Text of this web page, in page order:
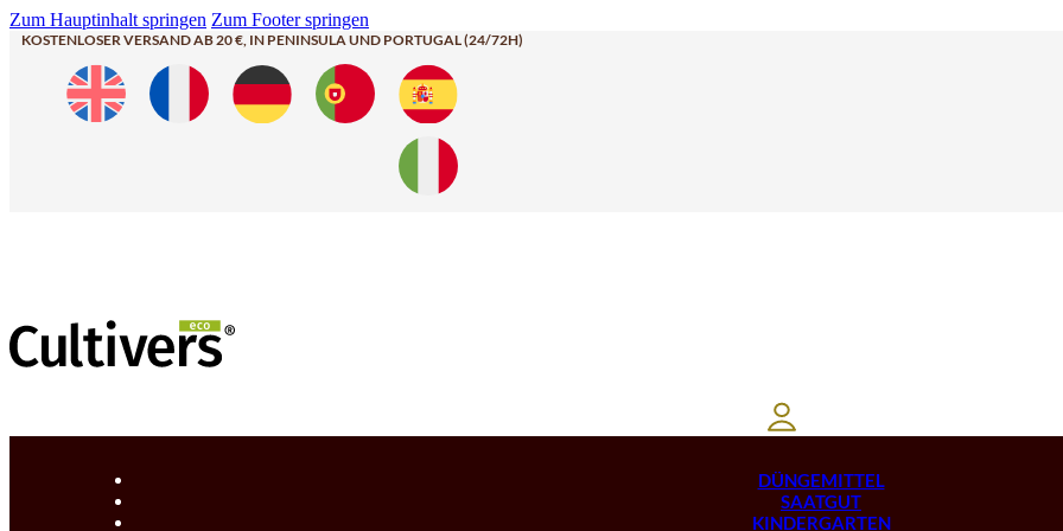
Zum Hauptinhalt springen Zum Footer springen
KOSTENLOSER VERSAND AB 20 €, IN PENINSULA UND PORTUGAL (24/72H)
DÜNGEMITTEL
SAATGUT
KINDERGARTEN